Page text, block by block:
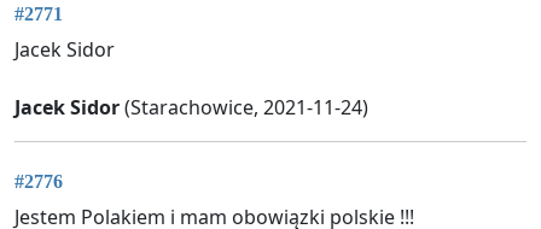
#2771
Jacek Sidor
Jacek Sidor(Starachowice, 2021-11-24)
#2776
Jestem Polakiem i mam obowiązki polskie !!!